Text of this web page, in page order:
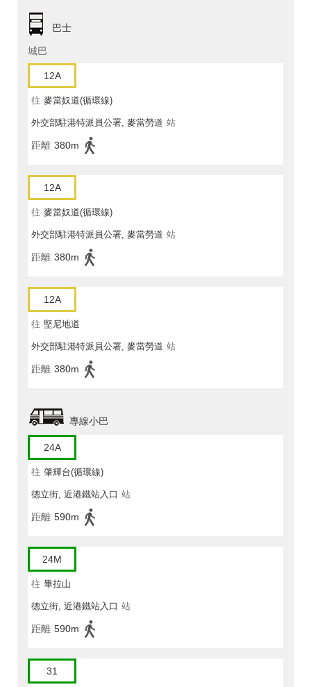
巴士
城巴
12A
往 麥當奴道(循環線)
外交部駐港特派員公署, 麥當勞道 站
距離 380m
12A
往 麥當奴道(循環線)
外交部駐港特派員公署, 麥當勞道 站
距離 380m
12A
往 堅尼地道
外交部駐港特派員公署, 麥當勞道 站
距離 380m
專線小巴
24A
往 肇輝台(循環線)
德立街, 近港鐵站入口 站
距離 590m
24M
往 畢拉山
德立街, 近港鐵站入口 站
距離 590m
31